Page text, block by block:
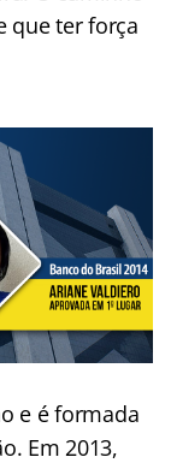
que ter força
e é formada
Em 2013,